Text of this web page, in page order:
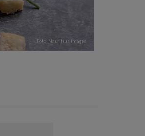
Foto: Mauritius Images